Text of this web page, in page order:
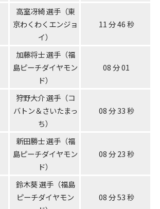
高室冴綺 選手（東
京わくわくエンジョ
イ）
11 分 46 秒
加藤将士 選手（福
島ピーチダイヤモン
ド）
08 分 01
狩野大介 選手（コ
バトン＆さいたまっ
ち）
08 分 33 秒
新田勝士 選手（福
島ピーチダイヤモン
ド）
08 分 23 秒
鈴木葵 選手（福島
ピーチダイヤモン
08 分 53 秒